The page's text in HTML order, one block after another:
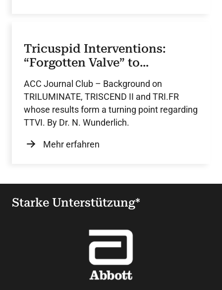
Tricuspid Interventions:
“Forgotten Valve” to
Personalized Therapy
ACC Journal Club – Background on
TRILUMINATE, TRISCEND II and TRI.FR
whose results form a turning point regarding
TTVI. By Dr. N. Wunderlich.
Mehr erfahren
Starke Unterstützung*